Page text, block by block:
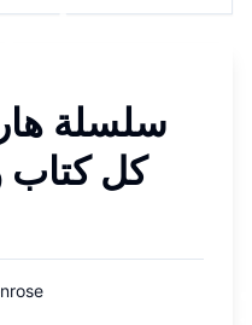
سلسلة
كل كتاب